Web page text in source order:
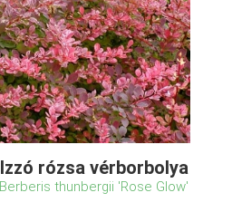
Izzó rózsa vérborbolya
Berberis thunbergii 'Rose Glow'